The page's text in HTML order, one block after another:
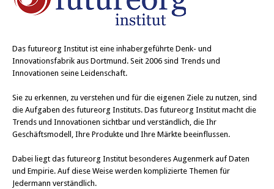
Das futureorg Institut ist eine inhabergeführte Denk- und
Innovationsfabrik aus Dortmund. Seit 2006 sind Trends und
Innovationen seine Leidenschaft.
Sie zu erkennen, zu verstehen und für die eigenen Ziele zu nutzen, sind
die Aufgaben des futureorg Instituts. Das futureorg Institut macht die
Trends und Innovationen sichtbar und verständlich, die Ihr
Geschäftsmodell, Ihre Produkte und Ihre Märkte beeinflussen.
Dabei liegt das futureorg Institut besonderes Augenmerk auf Daten
und Empirie. Auf diese Weise werden komplizierte Themen für
Jedermann verständlich.